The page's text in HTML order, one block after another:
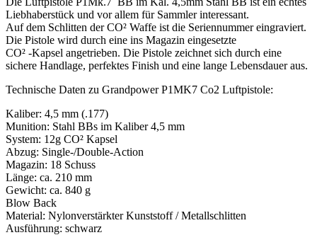
Liebhaberstück und vor allem für Sammler interessant.
Auf dem Schlitten der CO² Waffe ist die Seriennummer eingraviert.
Die Pistole wird durch eine ins Magazin eingesetzte
CO² -Kapsel angetrieben. Die Pistole zeichnet sich durch eine
sichere Handlage, perfektes Finish und eine lange Lebensdauer aus.
Technische Daten zu Grandpower P1MK7 Co2 Luftpistole:
Kaliber: 4,5 mm (.177)
Munition: Stahl BBs im Kaliber 4,5 mm
System: 12g CO² Kapsel
Abzug: Single-/Double-Action
Magazin: 18 Schuss
Länge: ca. 210 mm
Gewicht: ca. 840 g
Blow Back
Material: Nylonverstärkter Kunststoff / Metallschlitten
Ausführung: schwarz